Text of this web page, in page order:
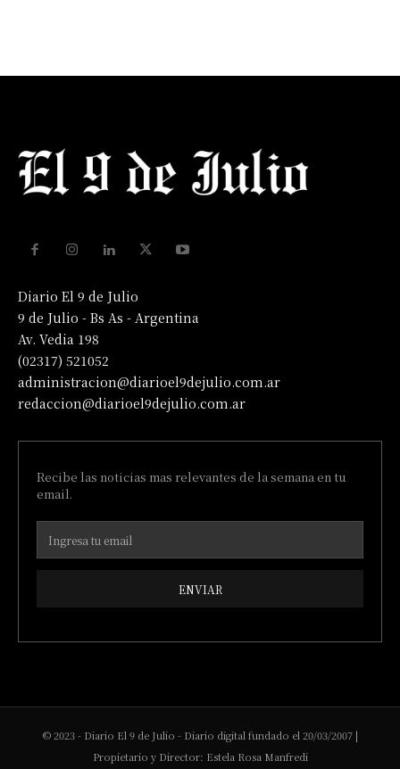
Diario El 9 de Julio
9 de Julio - Bs As - Argentina
Av. Vedia 198
(02317) 521052
administracion@diarioel9dejulio.com.ar
redaccion@diarioel9dejulio.com.ar
Recibe las noticias mas relevantes de la semana en tu
email.
ENVIAR
© 2023 - Diario El 9 de Julio - Diario digital fundado el 20/03/2007 |
Propietario y Director: Estela Rosa Manfredi